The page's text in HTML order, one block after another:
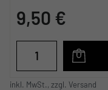
9,50 €
inkl. MwSt., zzgl. Versand